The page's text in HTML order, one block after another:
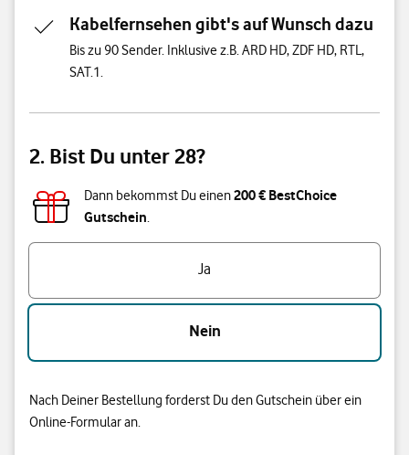
Kabelfernsehen gibt's auf Wunsch dazu
Bis zu 90 Sender. Inklusive z.B. ARD HD, ZDF HD, RTL,
SAT.1.
2. Bist Du unter 28?
Dann bekommst Du einen200 € BestChoice
Gutschein.
Bist du unter 28 Jahre alt?
Ja
Nein
Nach Deiner Bestellung forderst Du den Gutschein über ein
Online-Formular an.